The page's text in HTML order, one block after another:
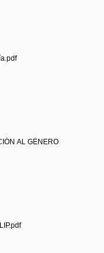
AL GÉNERO